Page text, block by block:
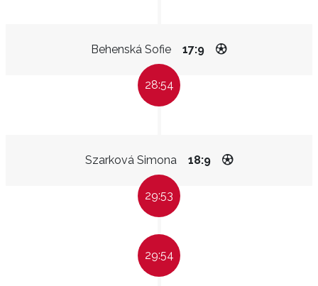
Behenská Sofie 17:9
28:54
Szarková Simona 18:9
29:53
29:54